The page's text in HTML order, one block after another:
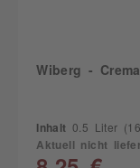
Wiberg -
Inhalt 0.5 Liter
Aktuell nicht